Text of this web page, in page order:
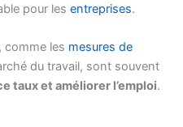
pour lesentreprises.
, comme les mesures de
du travail, sont souvent
taux et améliorer l’emploi.